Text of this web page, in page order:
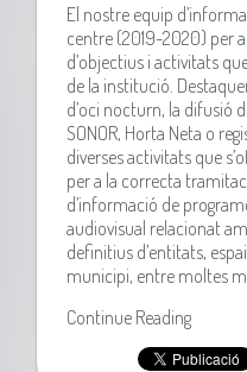
El nostre equip
centre (2019-2020) per
d’objectius i activitats
de la institució.
d’oci nocturn, la difusió
SONOR, Horta Neta o
diverses activitats que
per a la correcta
d’informació de
audiovisual relacionat
definitius d’entitats,
municipi, entre moltes
Continue Reading